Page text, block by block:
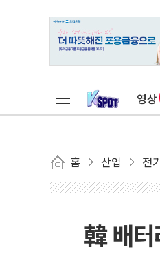
영상
홈 산업 전
韓 배